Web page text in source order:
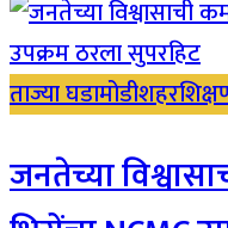
ताज्या घडामोडीशहर
जनतेच्या